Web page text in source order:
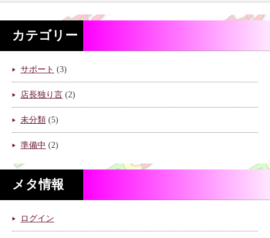
カテゴリー
サポート (3)
店長独り言 (2)
未分類 (5)
準備中 (2)
メタ情報
ログイン